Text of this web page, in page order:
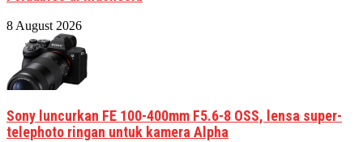
8 August 2026
Sony luncurkan FE 100-400mm F5.6-8 OSS, lensa super-
telephoto ringan untuk kamera Alpha